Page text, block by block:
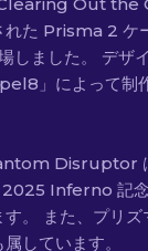
れた Prisma 2 ケ
しました。 デザ
」によって制
Disruptor
Inferno 記念
す。 また、プリ
しています。